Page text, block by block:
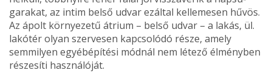
garakat, az intim belső udvar ezáltal kellemesen hűvös.
Az ápolt környe­zetű átrium – belső udvar – a lakás, ül.
lakótér olyan szervesen kapcso­lódó része, amely
semmilyen egyébépítési módnál nem létező élmény­ben
részesíti használóját.